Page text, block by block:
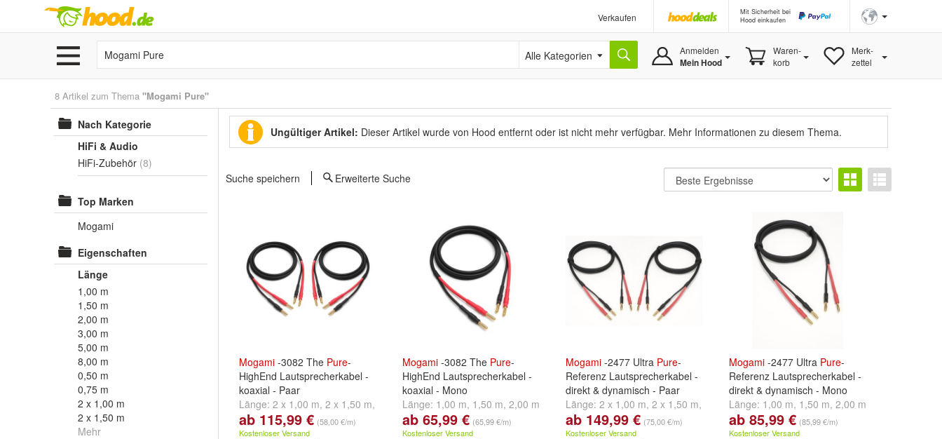
Verkaufen
Mit Sicherheit bei
Hood einkaufen
Alle Kategorien Anmelden
Mein Hood
Waren-
korb
Merk-
zettel
8 Artikel zum Thema "Mogami Pure"
Nach Kategorie
HiFi & Audio
HiFi-Zubehör (8)
Top Marken
Mogami
Eigenschaften
Länge
1,00 m
1,50 m
2,00 m
3,00 m
5,00 m
8,00 m
0,50 m
0,75 m
2 x 1,00 m
2 x 1,50 m
Mehr
Ungültiger Artikel: Dieser Artikel wurde von Hood entfernt oder ist nicht mehr verfügbar. Mehr Informationen zu diesem Thema.
Suche speichern Erweiterte Suche
Mogami -3082 The Pure-
HighEnd Lautsprecherkabel -
koaxial - Paar
Länge: 2 x 1,00 m, 2 x 1,50 m,
2 x 2,00 m undweitere ...
ab 115,99 € (58,00 €/m)
Kostenloser Versand
Mogami -3082 The Pure-
HighEnd Lautsprecherkabel -
koaxial - Mono
Länge: 1,00 m, 1,50 m, 2,00 m
und weitere ...
ab 65,99 € (65,99 €/m)
Kostenloser Versand
Mogami -2477 Ultra Pure-
Referenz Lautsprecherkabel -
direkt & dynamisch - Paar
Länge: 2 x 1,00 m, 2 x 1,50 m,
2 x 2,00 m undweitere ...
ab 149,99 € (75,00 €/m)
Kostenloser Versand
Mogami -2477 Ultra Pure-
Referenz Lautsprecherkabel -
direkt & dynamisch - Mono
Länge: 1,00 m, 1,50 m, 2,00 m
und weitere ...
ab 85,99 € (85,99 €/m)
Kostenloser Versand